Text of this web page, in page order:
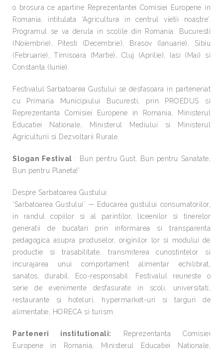
o brosura ce apartine Reprezentantei Comisiei Europene in
Romania, intitulata ‘Agricultura in centrul vietii noastre’.
Programul se va derula in scolile din Romania: Bucuresti
(Noiembrie), Pitesti (Decembrie), Brasov (Ianuarie), Sibiu
(Februarie), Timisoara (Martie), Cluj (Aprilie), Iasi (Mai) si
Constanta (Iunie).
Festivalul Sarbatoarea Gustului se desfasoara in parteneriat
cu Primaria Municipiului Bucuresti, prin PROEDUS si
Reprezentanta Comisiei Europene in Romania, Ministerul
Educatiei Nationale, Ministerul Mediului si Ministerul
Agriculturii si Dezvoltarii Rurale.
Slogan Festival : Bun pentru Gust, Bun pentru Sanatate,
Bun pentru Planeta!’
Despre Sarbatoarea Gustului
‘Sarbatoarea Gustului’ — Educarea gustului consumatorilor,
in randul copiilor si al parintilor, liceenilor si tinerelor
generatii de bucatari prin informarea si transparenta
pedagogica asupra produselor, originilor lor si modului de
productie si trasabilitate, transmiterea cunostintelor si
incurajarea unui comportament alimentar echilibrat,
sanatos, durabil, Eco-responsabil. Festivalul reuneste o
serie de evenimente desfasurate in scoli, universitati,
restaurante si hoteluri, hypermarket-uri si targuri de
alimentatie, HORECA si turism.
Parteneri institutionali:
Reprezentanta Comisiei
Europene in Romania, Ministerul Educatiei Nationale,